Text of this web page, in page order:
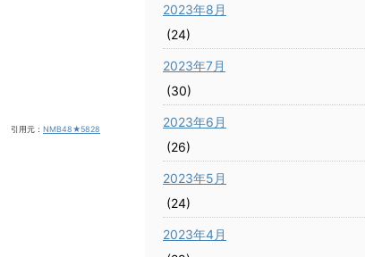
引用元： NMB48★5828
2023年8月
(24)
2023年7月
(30)
2023年6月
(26)
2023年5月
(24)
2023年4月